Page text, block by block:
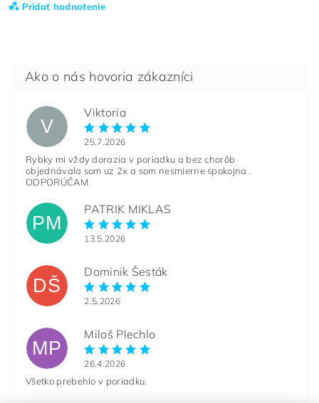
Pridať hodnotenie
V
Viktoria
25.7.2026
Rybky mi vždy dorazia v poriadku a bez chorôb
objednávala som uz 2x a som nesmierne spokojna .
ODPORÚČAM
PM
PATRIK MIKLAS
13.5.2026
DŠ
Dominik Šesták
2.5.2026
MP
Miloš Plechlo
26.4.2026
Všetko prebehlo v poriadku.